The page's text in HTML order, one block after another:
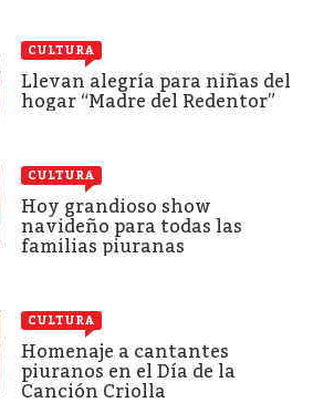
CULTURA
Llevan alegría para niñas del
hogar “Madre del Redentor”
CULTURA
Hoy grandioso show
navideño para todas las
familias piuranas
CULTURA
Homenaje a cantantes
piuranos en el Día de la
Canción Criolla